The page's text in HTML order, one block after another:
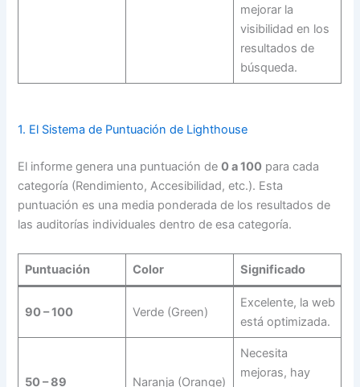
mejorar la
visibilidad en los
resultados de
búsqueda.
1. El Sistema de Puntuación de Lighthouse
El informe genera una puntuación de0 a 100 para cada
categoría (Rendimiento, Accesibilidad, etc.). Esta
puntuación es una media ponderada de los resultados de
las auditorías individuales dentro de esa categoría.
Puntuación Color Significado
90 – 100 Verde (Green)
Excelente, la web
está optimizada.
50 – 89 Naranja (Orange)
Necesita
mejoras, hay